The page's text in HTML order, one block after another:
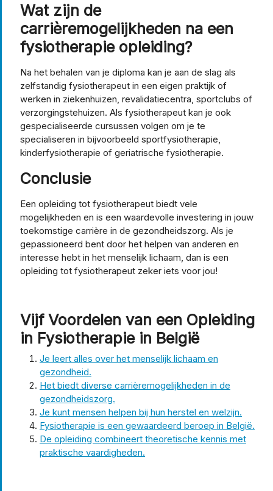
Wat zijn de
carrièremogelijkheden na een
fysiotherapie opleiding?
Na het behalen van je diploma kan je aan de slag als
zelfstandig fysiotherapeut in een eigen praktijk of
werken in ziekenhuizen, revalidatiecentra, sportclubs of
verzorgingstehuizen. Als fysiotherapeut kan je ook
gespecialiseerde cursussen volgen om je te
specialiseren in bijvoorbeeld sportfysiotherapie,
kinderfysiotherapie of geriatrische fysiotherapie.
Conclusie
Een opleiding tot fysiotherapeut biedt vele
mogelijkheden en is een waardevolle investering in jouw
toekomstige carrière in de gezondheidszorg. Als je
gepassioneerd bent door het helpen van anderen en
interesse hebt in het menselijk lichaam, dan is een
opleiding tot fysiotherapeut zeker iets voor jou!
Vijf Voordelen van een Opleiding
in Fysiotherapie in België
Je leert alles over het menselijk lichaam en
gezondheid.
Het biedt diverse carrièremogelijkheden in de
gezondheidszorg.
Je kunt mensen helpen bij hun herstel en welzijn.
Fysiotherapie is een gewaardeerd beroep in België.
De opleiding combineert theoretische kennis met
praktische vaardigheden.